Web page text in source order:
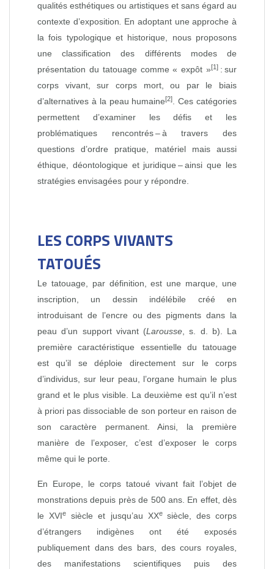
qualités esthétiques ou artistiques et sans égard au
contexte d’exposition
En adoptant une approche à
la fois typologique et historique, nous proposons
une classification des différents modes de
présentation du tatouage comme « expôt »[1] : sur
corps vivant, sur corps mort, ou par le biais
d’alternatives à la peau humaine[2]
. Ces catégories
permettent d’examiner les défis et les
problématiques rencontrés – à travers des
questions d’ordre pratique, matériel mais aussi
éthique, déontologique et juridique – ainsi que les
stratégies envisagées pour y répondre.
LES CORPS VIVANTS
TATOUÉS
Le tatouage, par définition, est une marque, une
inscription, un dessin indélébile créé en
introduisant de l’encre ou des pigments dans la
peau d’un support vivant (Larousse , s. d. b). La
première caractéristique essentielle du tatouage
est qu’il se déploie directement sur le corps
d’individus, sur leur peau, l’organe humain le plus
grand et le plus visible. La deuxième est qu’il n’est
à priori pas dissociable de son porteur en raison de
son caractère permanent. Ainsi, la première
manière de l’exposer, c’est d’exposer le corps
même qui le porte.
En Europe, le corps tatoué vivant fait l’objet de
monstrations depuis près de 500 ans. En effet, dès
le XVIe siècle et jusqu’au XXe siècle, des corps
d’étrangers indigènes ont été exposés
publiquement dans des bars, des cours royales,
des manifestations scientifiques puis des